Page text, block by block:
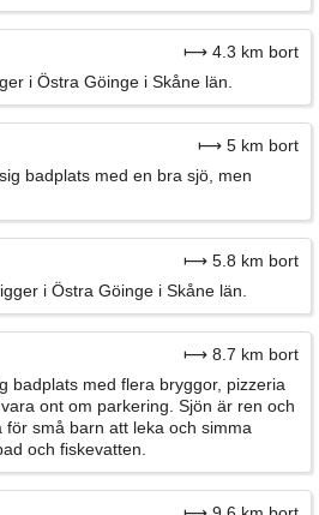
⟼ 4.3 km bort
i Östra Göinge i Skåne län.
⟼ 5 km bort
badplats med en bra sjö, men
⟼ 5.8 km bort
i Östra Göinge i Skåne län.
⟼ 8.7 km bort
badplats med flera bryggor, pizzeria
ont om parkering. Sjön är ren och
små barn att leka och simma
och fiskevatten.